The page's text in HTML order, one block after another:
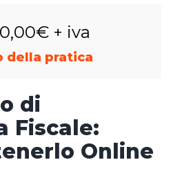
+ iva
della pratica
di
Fiscale:
Online